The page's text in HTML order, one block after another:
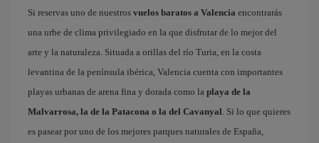
Si reservas uno de nuestros vuelos baratos a Valencia encontrarás
una urbe de clima privilegiado en la que disfrutar de lo mejor del
arte y la naturaleza. Situada a orillas del río Turia, en la costa
levantina de la península ibérica, Valencia cuenta con importantes
playas urbanas de arena fina y dorada como la playa de la
Malvarrosa, la de la Patacona o la del Cavanyal. Si lo que quieres
es pasear por uno de los mejores parques naturales de España,